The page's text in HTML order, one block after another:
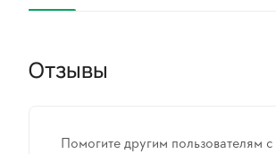
Отзывы
Помогите другим пользователям